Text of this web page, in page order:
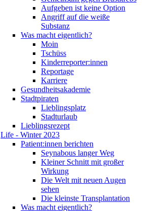
Aufgeben ist keine Option
Angriff auf die weiße
Substanz
Was macht eigentlich?
Moin
Tschüss
Kinderreporter:innen
Reportage
Karriere
Gesundheitsakademie
Stadtpiraten
Lieblingsplatz
Stadturlaub
Lieblingsrezept
Life - Winter 2023
Patient:innen berichten
Seynabous langer Weg
Kleiner Schnitt mit großer
Wirkung
Die Welt mit neuen Augen
sehen
Die kleinste Transplantation
Was macht eigentlich?